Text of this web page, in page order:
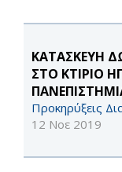
ΚΑΤΑΣΚΕΥΗ
ΣΤΟ ΚΤΙΡΙΟ
Προκηρύξεις
12 Νοε 2019